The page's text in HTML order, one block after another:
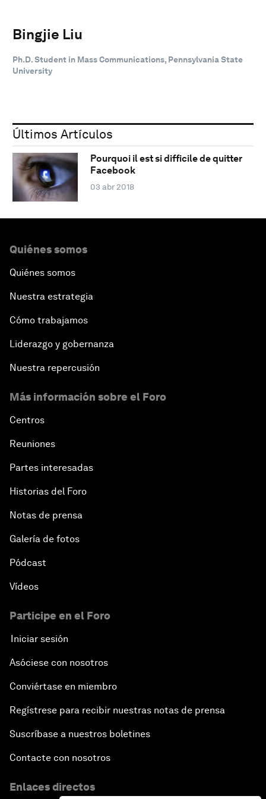
Bingjie Liu
Ph.D. Student in Mass Communications, Pennsylvania State
University
Últimos Artículos
Pourquoi il est si difficile de quitter
Facebook
03 abr 2018
Quiénes somos
Quiénes somos
Nuestra estrategia
Cómo trabajamos
Liderazgo y gobernanza
Nuestra repercusión
Más información sobre el Foro
Centros
Reuniones
Partes interesadas
Historias del Foro
Notas de prensa
Galería de fotos
Pódcast
Vídeos
Participe en el Foro
Iniciar sesión
Asóciese con nosotros
Conviértase en miembro
Regístrese para recibir nuestras notas de prensa
Suscríbase a nuestros boletines
Contacte con nosotros
Enlaces directos